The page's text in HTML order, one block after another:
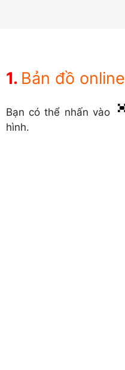
Bản đồ online
Bạn có thể nhấn vào
hình.